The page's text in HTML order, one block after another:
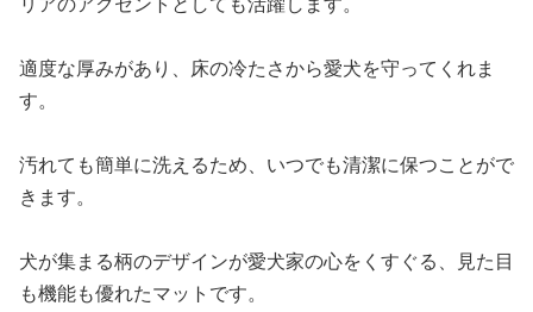
適度な厚みがあり、床の冷たさから愛犬を守ってくれま
す。
汚れても簡単に洗えるため、いつでも清潔に保つことがで
きます。
犬が集まる柄のデザインが愛犬家の心をくすぐる、見た目
も機能も優れたマットです。